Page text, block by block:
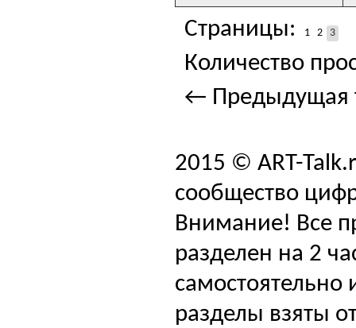
Страницы: 1 2 3
Количество
← Предыдущая
2015 © ART-
сообщество
Внимание! Все
разделен на 2
самостоятельно
разделы взяты